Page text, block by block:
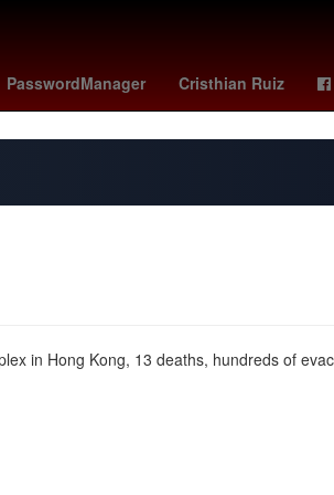
PasswordManager Cristhian Ruiz
Toronto - Philadelphia
in Hong Kong, 13 deaths, hundreds of